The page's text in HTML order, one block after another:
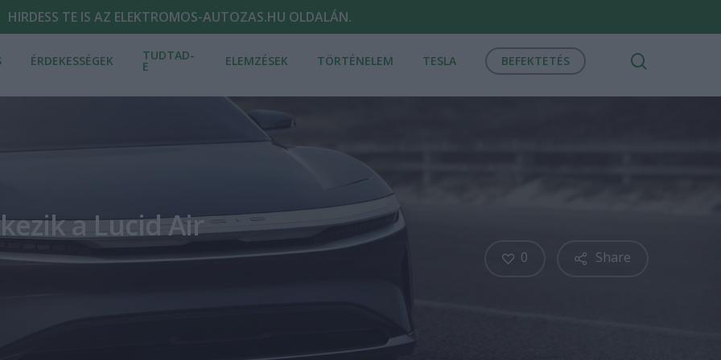
HIRDESS TE IS AZ ELEKTROMOS-AUTOZAS.HU OLDALÁN.
ÉRDEKESSÉGEK TUDTAD-
E ELEMZÉSEK TÖRTÉNELEM TESLA BEFEKTETÉS
a Lucid Air
Share
0